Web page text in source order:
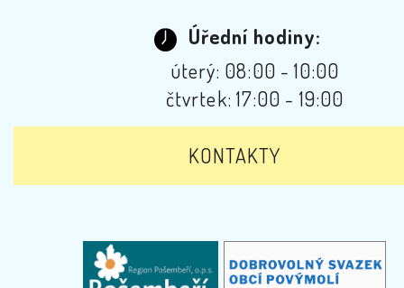
Úřední hodiny:
úterý: 08:00 - 10:00
čtvrtek: 17:00 - 19:00
KONTAKTY